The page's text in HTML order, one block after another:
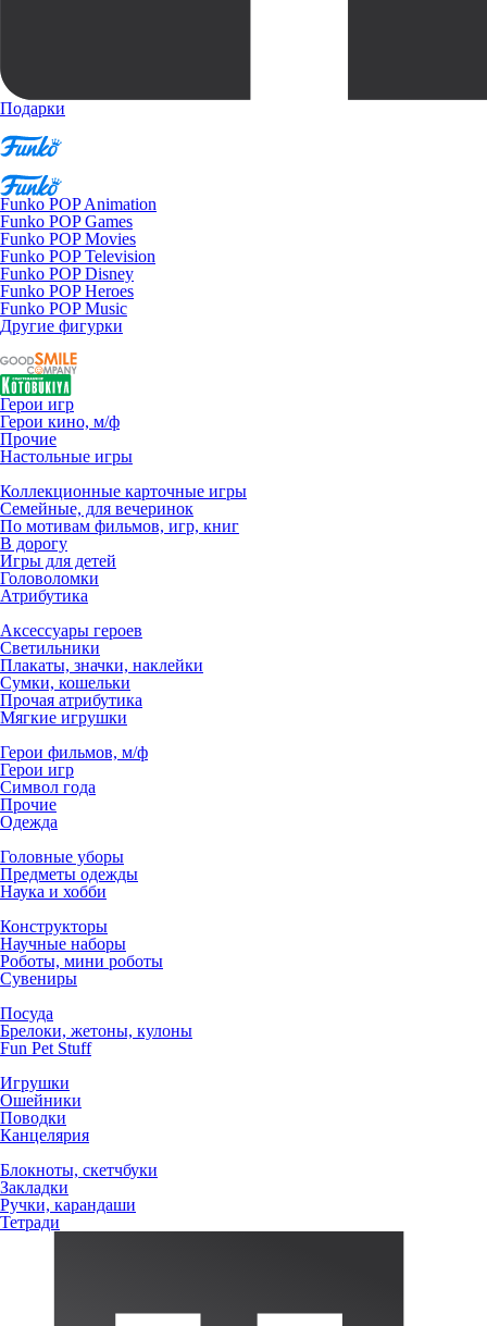
Подарки
Funko POP Animation
Funko POP Games
Funko POP Movies
Funko POP Television
Funko POP Disney
Funko POP Heroes
Funko POP Music
Другие фигурки
Герои игр
Герои кино, м/ф
Прочие
Настольные игры
Коллекционные карточные игры
Семейные, для вечеринок
По мотивам фильмов, игр, книг
В дорогу
Игры для детей
Головоломки
Атрибутика
Аксессуары героев
Светильники
Плакаты, значки, наклейки
Сумки, кошельки
Прочая атрибутика
Мягкие игрушки
Герои фильмов, м/ф
Герои игр
Символ года
Прочие
Одежда
Головные уборы
Предметы одежды
Наука и хобби
Конструкторы
Научные наборы
Роботы, мини роботы
Сувениры
Посуда
Брелоки, жетоны, кулоны
Fun Pet Stuff
Игрушки
Ошейники
Поводки
Канцелярия
Блокноты, скетчбуки
Закладки
Ручки, карандаши
Тетради